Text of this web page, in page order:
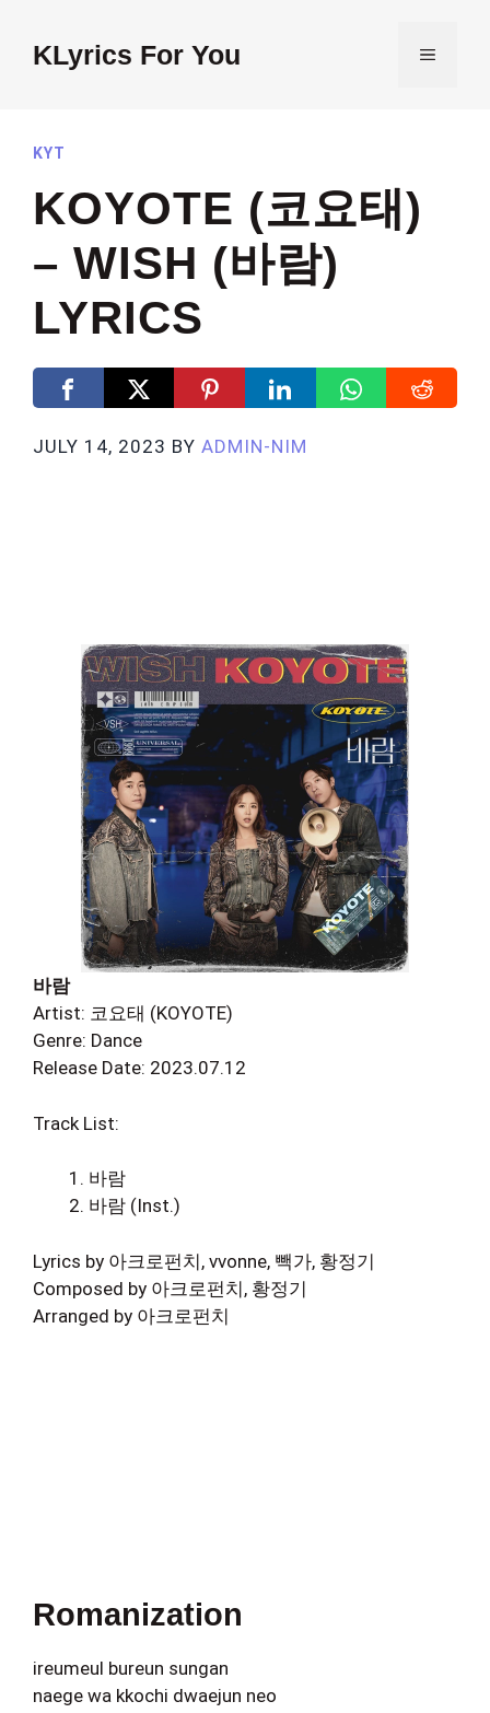
contentKLyrics For You MENU
KYT
KOYOTE (코요태)
– WISH (바람)
LYRICS
JULY 14, 2023 BY ADMIN-NIM
바람
Artist: 코요태 (KOYOTE)
Genre: Dance
Release Date: 2023.07.12
Track List:
바람
바람 (Inst.)
Lyrics by 아크로펀치, vvonne, 빽가, 황정기
Composed by 아크로펀치, 황정기
Arranged by 아크로펀치
Romanization
ireumeul bureun sungan
naege wa kkochi dwaejun neo